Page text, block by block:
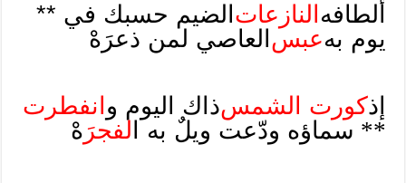
ألطافه النازعات الضيم حسبك في **
يوم بهعبس العاصي لمن ذعرَهْ
إذكورت الشمسذاك اليوم و انفطرت
** سماؤه ودّعت ويلٌ به ا لفجرَهْ